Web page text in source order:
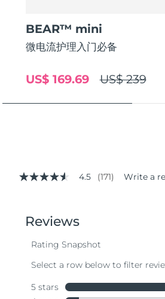
BEAR™ mini
微电流护理入门必备
US$ 239
US$ 169.69
4.5
stars,
average
value.
171
Same
page
4.5 (171) Write a